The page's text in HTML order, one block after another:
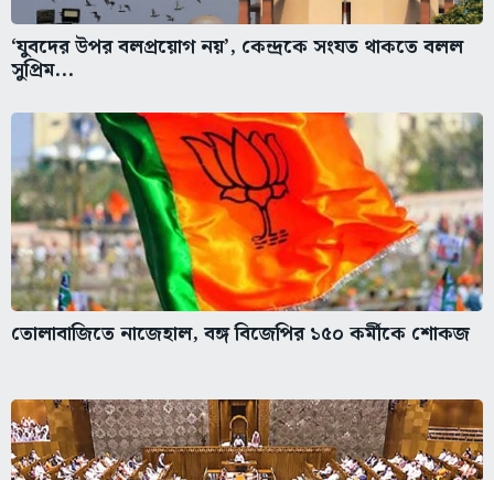
‘যুবদের উপর বলপ্রয়োগ নয়’, কেন্দ্রকে সংযত থাকতে বলল
সুপ্রিম...
তোলাবাজিতে নাজেহাল, বঙ্গ বিজেপির ১৫০ কর্মীকে শোকজ